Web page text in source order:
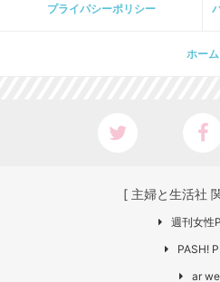
プライパシーポリシー
ホーム
[ 主婦と生活社
週刊女性
PASH!
ar